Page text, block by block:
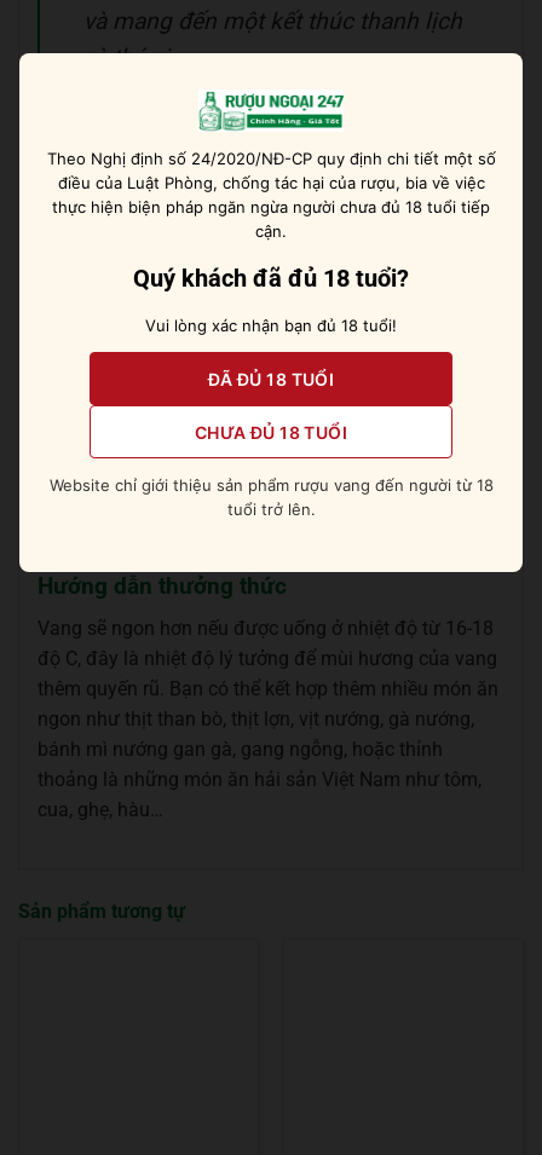
và mang đến một kết thúc thanh lịch
và thú vị.
Tham khảo nhanh:
Lapostolle
Grand Selection Cabernet Sauvignon
Mô tả hương vị
Sở hữu vẻ bề ngoài cực kỳ quyến rũ, chai vang lôi
cuốn các tín đồ yêu vang ngay từ cái nhìn đầu tiên.
Khi thưởng thức, bạn sẽ cảm nhận được hương vị ấn
tượng của morello chery, quả lý chua đen hoặc cam
thảo. Độ tainnin cực kỳ mềm mại, cùng hương vị chua
chua, cay cay sẽ đem đến cho bạn những trải nghiệm
thú vị khi lần đầu uống.
Đừng bỏ lỡ:
Vanitá Primitivo di Manduria
Hướng dẫn thưởng thức
Vang sẽ ngon hơn nếu được uống ở nhiệt độ từ 16-18
độ C, đây là nhiệt độ lý tưởng để mùi hương của vang
thêm quyến rũ. Bạn có thể kết hợp thêm nhiều món ăn
ngon như thịt than bò, thịt lợn, vịt nướng, gà nướng,
bánh mì nướng gan gà, gang ngỗng, hoặc thỉnh
thoảng là những món ăn hải sản Việt Nam như tôm,
cua, ghẹ, hàu…
Sản phẩm tương tự
Theo Nghị định số 24/2020/NĐ-CP quy định chi tiết một số
điều của Luật Phòng, chống tác hại của rượu, bia về việc
thực hiện biện pháp ngăn ngừa người chưa đủ 18 tuổi tiếp
cận.
Quý khách đã đủ 18 tuổi?
Vui lòng xác nhận bạn đủ 18 tuổi!
ĐÃ ĐỦ 18 TUỔI
CHƯA ĐỦ 18 TUỔI
Website chỉ giới thiệu sản phẩm rượu vang đến người từ 18
tuổi trở lên.